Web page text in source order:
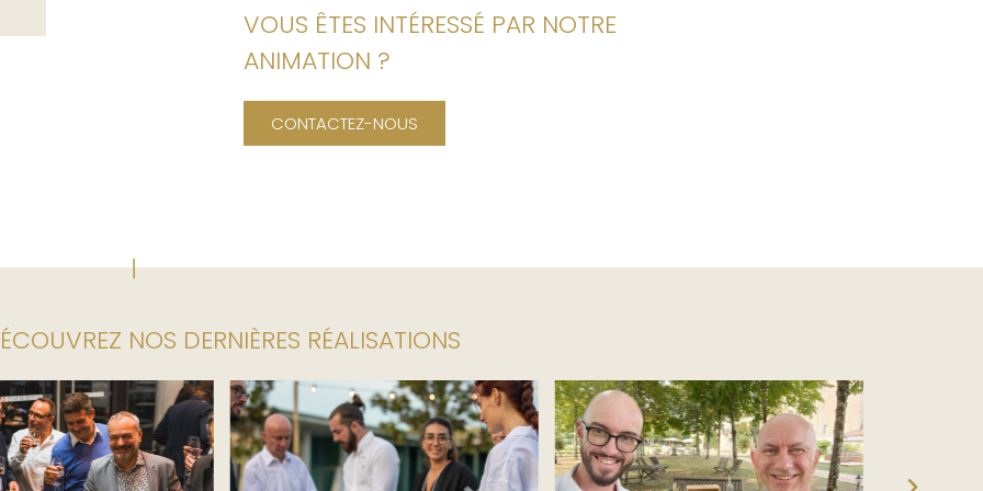
VOUS ÊTES INTÉRESSÉ PAR NOTRE
ANIMATION ?
CONTACTEZ-NOUS
NOS DERNIÈRES RÉALISATIONS